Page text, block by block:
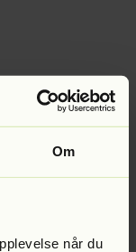
Om
når du